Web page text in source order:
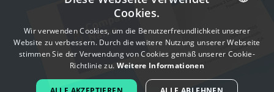
ENGLISH
FRENCH
Cookies.
Wir verwenden Cookies, um die Benutzerfreundlichkeit unserer
Website zu verbessern. Durch die weitere Nutzung unserer Webseite
stimmen Sie der Verwendung von Cookies gemäß unserer Cookie-
Richtlinie zu. Weitere Informationen